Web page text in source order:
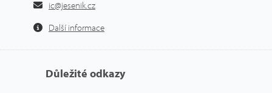
ic@jesenik.cz
Další informace
Důležité odkazy